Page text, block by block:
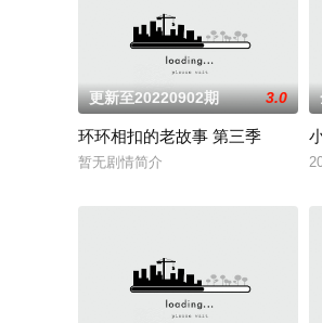
更新至20220902期 3.0
环环相扣的老故事 第三季
暂无剧情简介